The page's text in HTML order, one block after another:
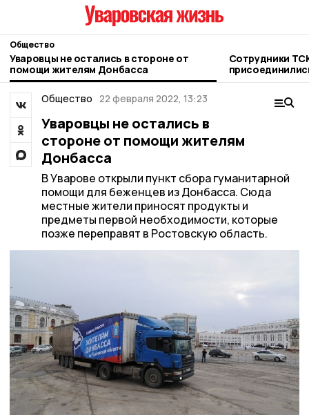
Общество
Уваровцы не остались в стороне от
помощи жителям Донбасса
Сотрудники
Общество 22 февраля 2022, 13:23
Уваровцы не остались в
стороне от помощи жителям
Донбасса
В Уварове открыли пункт сбора гуманитарной
помощи для беженцев из Донбасса. Сюда
местные жители приносят продукты и
предметы первой необходимости, которые
позже переправят в Ростовскую область.